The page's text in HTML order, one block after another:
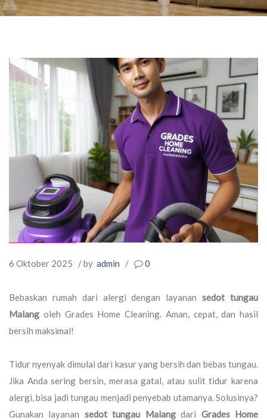
6 Oktober 2025 / by admin / 0
Bebaskan rumah dari alergi dengan layanansedot tungau
Malang oleh Grades Home Cleaning. Aman, cepat, dan hasil
bersih maksimal!
Tidur nyenyak dimulai dari kasur yang bersih dan bebas tungau.
Jika Anda sering bersin, merasa gatal, atau sulit tidur karena
alergi, bisa jadi tungau menjadi penyebab utamanya. Solusinya?
Gunakan layanan sedot tungau Malangdari Grades Home